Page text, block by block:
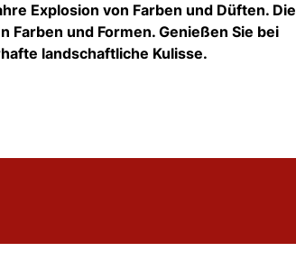
Explosion von Farben und Düften. Die
und Formen. Genießen Sie bei
landschaftliche Kulisse.